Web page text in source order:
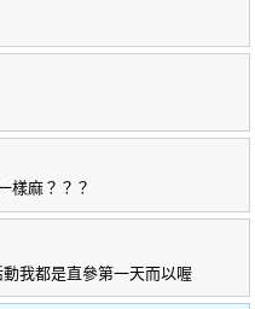
樣麻？？？
我都是直參第一天而以喔